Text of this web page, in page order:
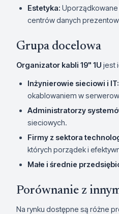
Estetyka:
centrów danych
Grupa docelowa
Organizator kabli 19" 1U jest
Inżynierowie sieciowi i IT:
okablowaniem w
Administratorzy
sieciowych.
Firmy z sektora
których porządek i
Małe i średnie
Porównanie z
Na rynku dostępne są różne